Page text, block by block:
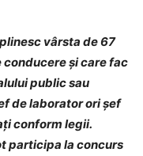
vârsta de 67
și care fac
public sau
de laborator ori șef
conform legii.
participa la concurs